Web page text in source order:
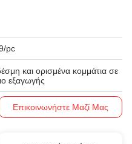
pc
και ορισμένα κομμάτια σε
εξαγωγής
Επικοινωνήστε Μαζί Μας